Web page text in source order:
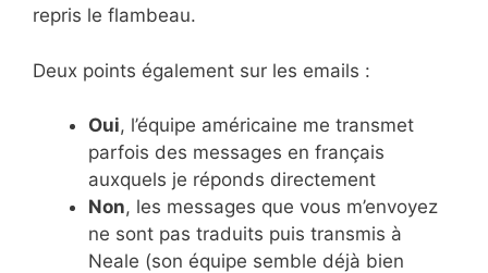
repris le flambeau.
Deux points également sur les emails :
Oui, l’équipe américaine me transmet
parfois des messages en français
auxquels je réponds directement
Non, les messages que vous m’envoyez
ne sont pas traduits puis transmis à
Neale (son équipe semble déjà bien